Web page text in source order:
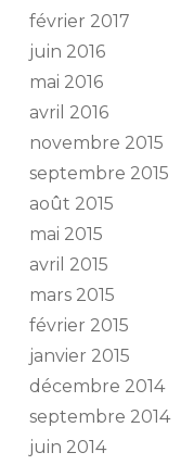
février 2017
juin 2016
mai 2016
avril 2016
novembre 2015
septembre 2015
août 2015
mai 2015
avril 2015
mars 2015
février 2015
janvier 2015
décembre 2014
septembre 2014
juin 2014